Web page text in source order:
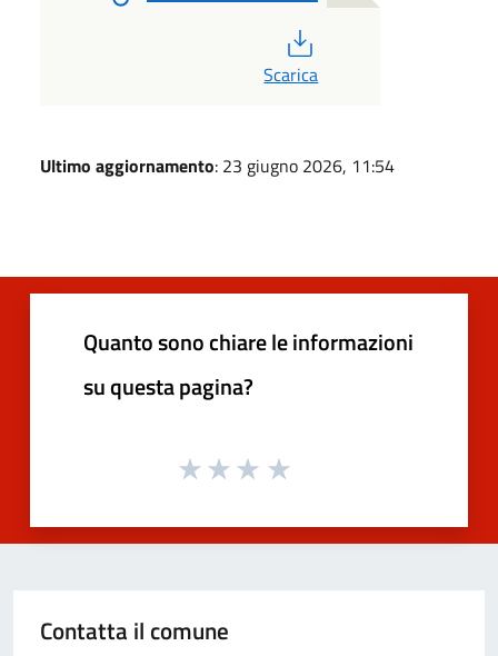
Scarica
Ultimo aggiornamento: 23 giugno 2026, 11:54
Quanto sono chiare le informazioni
su questa pagina?
Contatta il comune